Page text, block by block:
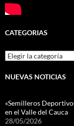
CATEGORIAS
Categorias
NUEVAS NOTICIAS
«Semilleros
en el Valle del Cauca
28/05/2026